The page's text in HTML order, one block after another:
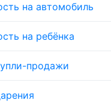
на автомобиль
на ребёнка
продажи